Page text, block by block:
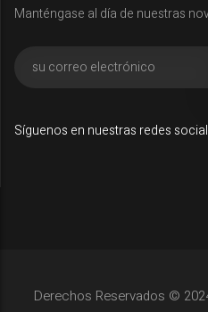
Manténgase al día de nuestras
Síguenos en nuestras redes
Derechos Reservados ©